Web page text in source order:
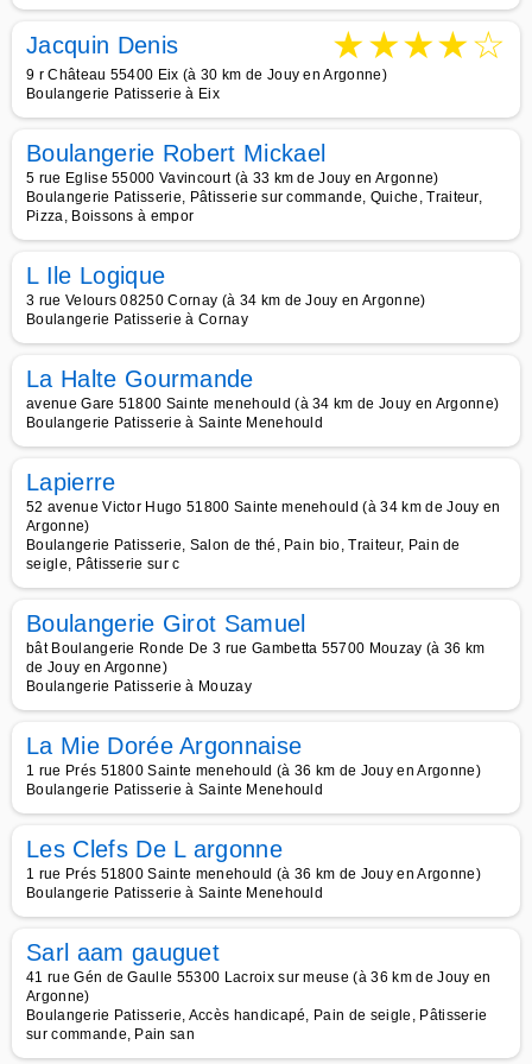
Jacquin Denis ★★★★☆
9 r Château 55400 Eix (à 30 km de Jouy en Argonne)
Boulangerie Patisserie à Eix
Boulangerie Robert Mickael
5 rue Eglise 55000 Vavincourt (à 33 km de Jouy en Argonne)
Boulangerie Patisserie, Pâtisserie sur commande, Quiche, Traiteur,
Pizza, Boissons à empor
L Ile Logique
3 rue Velours 08250 Cornay (à 34 km de Jouy en Argonne)
Boulangerie Patisserie à Cornay
La Halte Gourmande
avenue Gare 51800 Sainte menehould (à 34 km de Jouy en Argonne)
Boulangerie Patisserie à Sainte Menehould
Lapierre
52 avenue Victor Hugo 51800 Sainte menehould (à 34 km de Jouy en
Argonne)
Boulangerie Patisserie, Salon de thé, Pain bio, Traiteur, Pain de
seigle, Pâtisserie sur c
Boulangerie Girot Samuel
bât Boulangerie Ronde De 3 rue Gambetta 55700 Mouzay (à 36 km
de Jouy en Argonne)
Boulangerie Patisserie à Mouzay
La Mie Dorée Argonnaise
1 rue Prés 51800 Sainte menehould (à 36 km de Jouy en Argonne)
Boulangerie Patisserie à Sainte Menehould
Les Clefs De L argonne
1 rue Prés 51800 Sainte menehould (à 36 km de Jouy en Argonne)
Boulangerie Patisserie à Sainte Menehould
Sarl aam gauguet
41 rue Gén de Gaulle 55300 Lacroix sur meuse (à 36 km de Jouy en
Argonne)
Boulangerie Patisserie, Accès handicapé, Pain de seigle, Pâtisserie
sur commande, Pain san